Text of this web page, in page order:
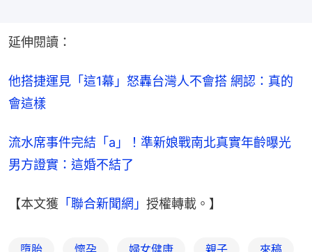
延伸閱讀：
他搭捷運見「這1幕」怒轟台灣人不會搭 網認：真的
會這樣
流水席事件完結「a」！準新娘戰南北真實年齡曝光
男方證實：這婚不結了
【本文獲 「聯合新聞網」 授權轉載。】
墮胎 懷孕 婦女健康 親子 來稿